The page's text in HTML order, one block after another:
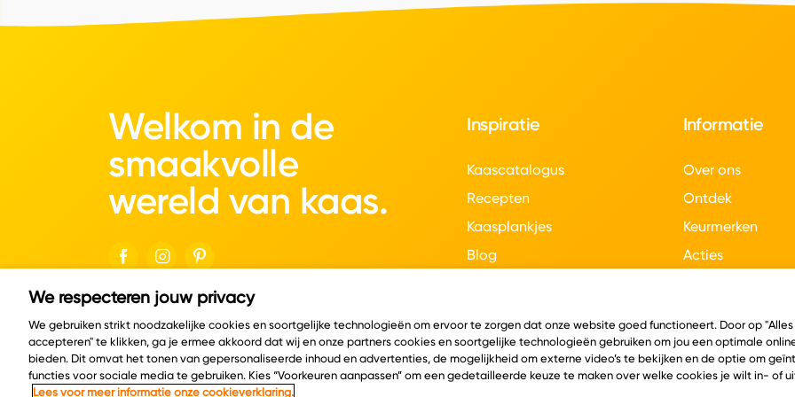
Welkom in de
smaakvolle
wereld van kaas.
© Copyright 2026 Velder
Inspiratie
Kaascatalogus
Recepten
Kaasplankjes
Blog
Informatie
Over ons
Ontdek
Keurmerken
Acties
We respecteren jouw privacy
We gebruiken strikt noodzakelijke cookies en soortgelijke technologieën om ervoor te zorgen dat onze website goed functioneert. Door op "Alles
accepteren" te klikken, ga je ermee akkoord dat wij en onze partners cookies en soortgelijke technologieën gebruiken om jou een optimale
bieden. Dit omvat het tonen van gepersonaliseerde inhoud en advertenties, de mogelijkheid om externe video’s te bekijken en de optie om
functies voor sociale media te gebruiken. Kies “Voorkeuren aanpassen” om een gedetailleerde keuze te maken over welke cookies je wilt in- of
Lees voor meer informatie onze cookieverklaring.